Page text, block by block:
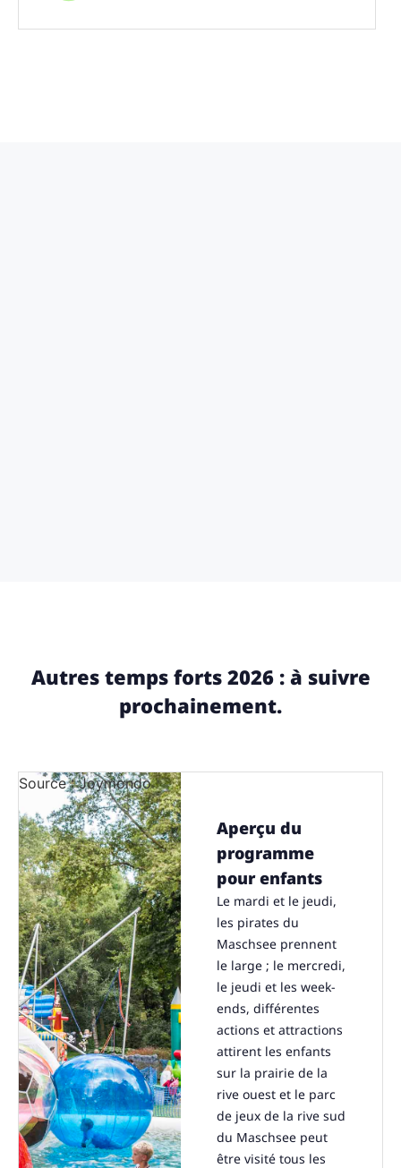
Autres temps forts 2026 : à suivre
prochainement.
Source : Joymondo
Aperçu du
programme
pour enfants
Le mardi et le jeudi,
les pirates du
Maschsee prennent
le large ; le mercredi,
le jeudi et les week-
ends, différentes
actions et attractions
attirent les enfants
sur la prairie de la
rive ouest et le parc
de jeux de la rive sud
du Maschsee peut
être visité tous les